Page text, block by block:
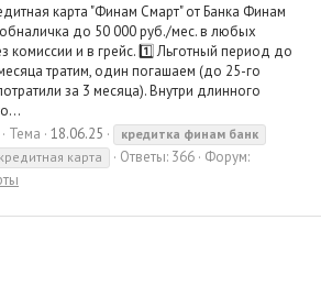
карта "Финам Смарт" от Банка Финам
до 50 000 руб./мес. в любых
комиссии и в грейс. 1️⃣ Льготный период до
тратим, один погашаем (до 25-го
за 3 месяца). Внутри длинного
Тема 18.06.25 кредитка финам банк
карта Ответы: 366 Форум: